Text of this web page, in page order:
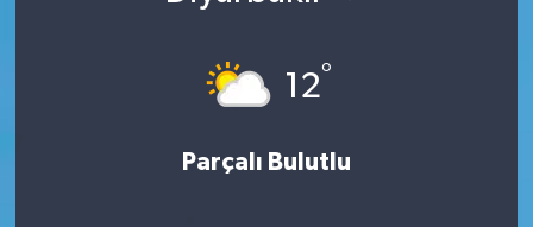
12°
Parçalı Bulutlu
Haber Arşivi